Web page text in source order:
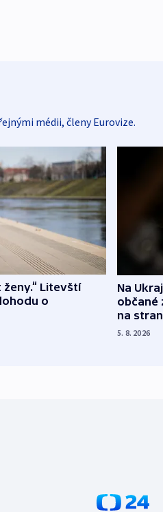
médii, členy Eurovize.
ženy.“ Litevští
o
Na
občané
na
5. 8. 2026